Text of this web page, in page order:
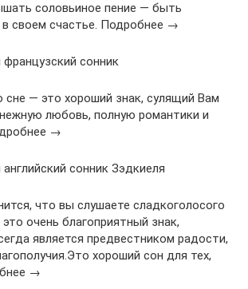
соловьиное пение — быть
своем счастье. Подробнее →
сонник
сне — это хороший знак, сулящий Вам
любовь, полную романтики и
→
сонник Зэдкиеля
что вы слушаете сладкоголосого
очень благоприятный знак,
является предвестником радости,
хороший сон для тех,
→